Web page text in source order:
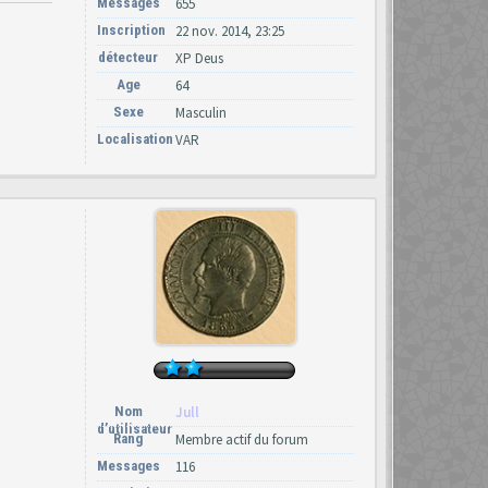
Inscription 22 nov. 2014, 23:25
détecteur XP Deus
Age 64
Sexe Masculin
Localisation VAR
Nom
d’utilisateur
Jull
Rang Membre actif du forum
Messages 116